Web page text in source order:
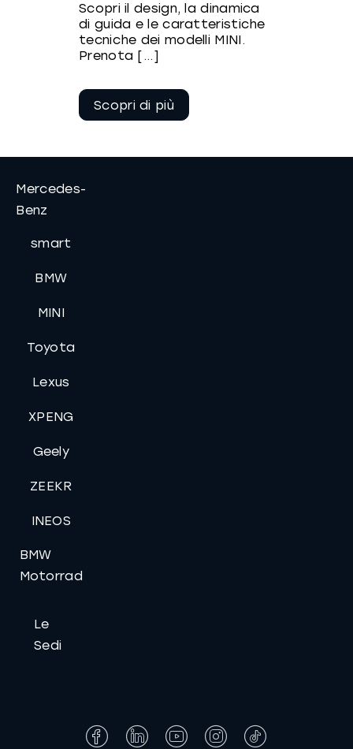
Scopri il design, la dinamica
di guida e le caratteristiche
tecniche dei modelli MINI.
Prenota [...]
leggere
Mercedes-
Benz
smart
BMW
MINI
Toyota
Lexus
XPENG
Geely
ZEEKR
INEOS
BMW
Motorrad
Le
Sedi
Facebook
LinkedInYouTubeInstagram